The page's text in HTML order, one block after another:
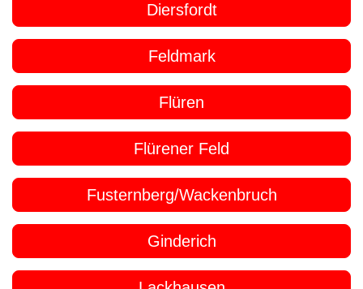
Diersfordt
Feldmark
Flüren
Flürener Feld
Fusternberg/Wackenbruch
Ginderich